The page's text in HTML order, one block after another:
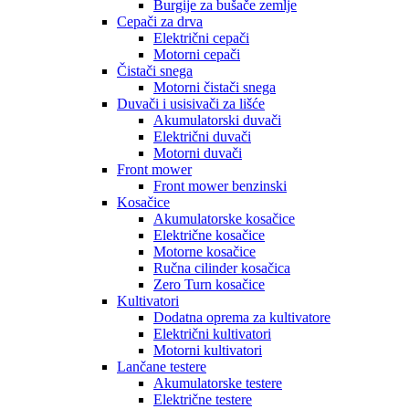
Burgije za bušače zemlje
Cepači za drva
Električni cepači
Motorni cepači
Čistači snega
Motorni čistači snega
Duvači i usisivači za lišće
Akumulatorski duvači
Električni duvači
Motorni duvači
Front mower
Front mower benzinski
Kosačice
Akumulatorske kosačice
Električne kosačice
Motorne kosačice
Ručna cilinder kosačica
Zero Turn kosačice
Kultivatori
Dodatna oprema za kultivatore
Električni kultivatori
Motorni kultivatori
Lančane testere
Akumulatorske testere
Električne testere